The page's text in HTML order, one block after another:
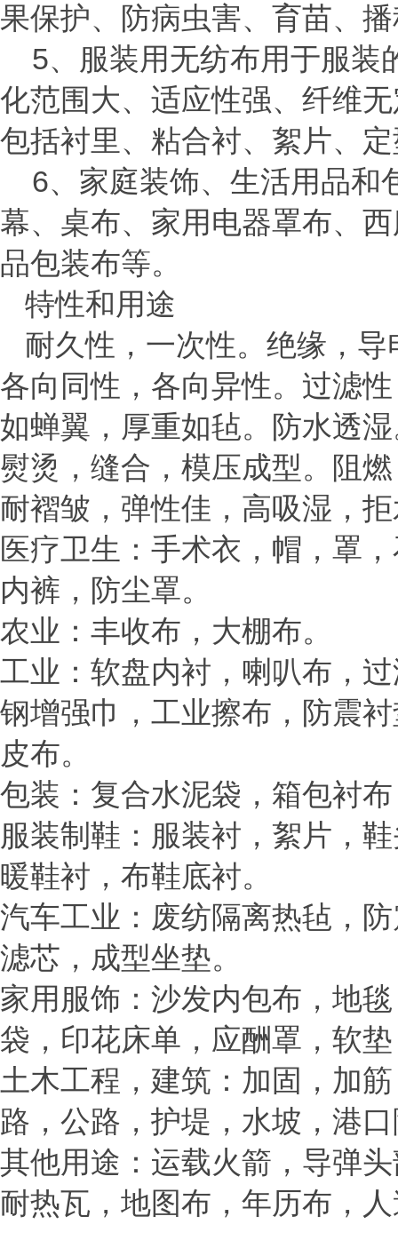
果保护、防病虫害、育苗、
5、服装用无纺布用于服装
化范围大、适应性强、纤维
包括衬里、粘合衬、絮片、
6、家庭装饰、生活用品和
幕、桌布、家用电器罩布、
品包装布等。
特性和用途
耐久性，一次性。绝缘，
各向同性，各向异性。过滤
如蝉翼，厚重如毡。防水透
熨烫，缝合，模压成型。阻
耐褶皱，弹性佳，高吸湿，
医疗卫生：手术衣，帽，罩
内裤，防尘罩。
农业：丰收布，大棚布。
工业：软盘内衬，喇叭布，
钢增强巾，工业擦布，防震
皮布。
包装：复合水泥袋，箱包衬
服装制鞋：服装衬，絮片，
暖鞋衬，布鞋底衬。
汽车工业：废纺隔离热毡，
滤芯，成型坐垫。
家用服饰：沙发内包布，地
袋，印花床单，应酬罩，软
土木工程，建筑：加固，加
路，公路，护堤，水坡，港
其他用途：运载火箭，导弹
耐热瓦，地图布，年历布，